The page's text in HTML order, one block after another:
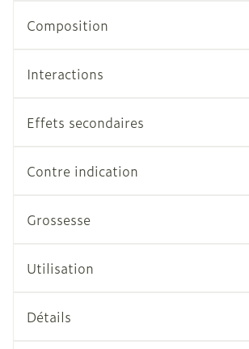
Composition
Interactions
Effets secondaires
Contre indication
Grossesse
Utilisation
Détails